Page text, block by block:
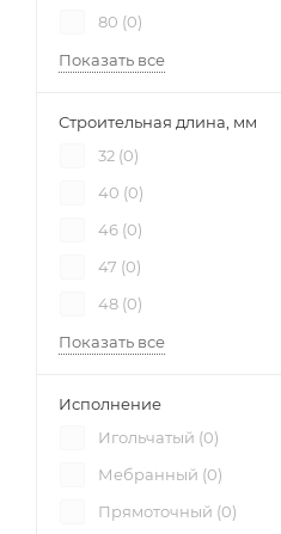
80 (0)
Показать все
Строительная длина, мм
32 (0)
40 (0)
46 (0)
47 (0)
48 (0)
Показать все
Исполнение
Игольчатый (0)
Мебранный (0)
Прямоточный (0)